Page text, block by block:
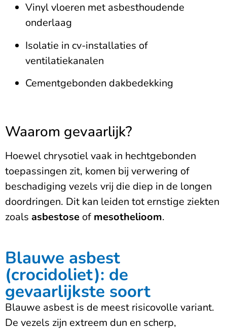
Vinyl vloeren met asbesthoudende
onderlaag
Isolatie in cv-installaties of
ventilatiekanalen
Cementgebonden dakbedekking
Waarom gevaarlijk?
Hoewel chrysotiel vaak in hechtgebonden
toepassingen zit, komen bij verwering of
beschadiging vezels vrij die diep in de longen
doordringen. Dit kan leiden tot ernstige ziekten
zoals asbestose of mesothelioom.
Blauwe asbest
(crocidoliet): de
gevaarlijkste soort
Blauwe asbest is de meest risicovolle variant.
De vezels zijn extreem dun en scherp,